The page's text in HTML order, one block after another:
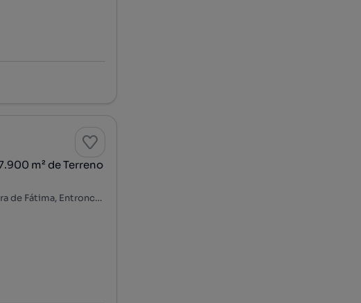
m² de Terreno
Rua Engenheiro Ferreira de Mesquita, Nossa Senhora de Fátima, Entroncamento, Santarém